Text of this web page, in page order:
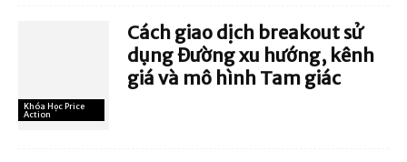
Khóa Học Price
Action
Cách giao dịch breakout sử
dụng Đường xu hướng, kênh
giá và mô hình Tam giác